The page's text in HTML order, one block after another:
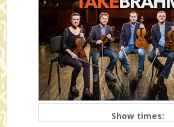
Show times: